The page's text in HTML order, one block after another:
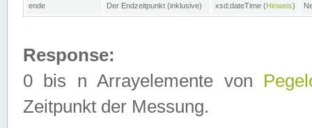
ende Der Endzeitpunkt (inklusive) xsd:dateTime (Hinweis)
Response:
0 bis n Arrayelemente von
Zeitpunkt der Messung.